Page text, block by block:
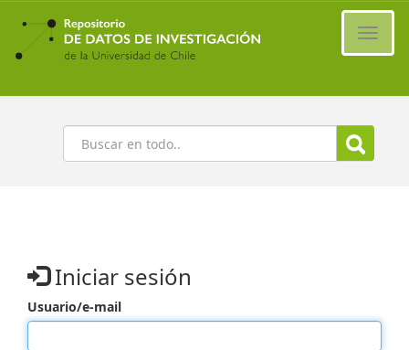
Ir
contenido
principal
Buscar
Iniciar sesión
Usuario/e-mail